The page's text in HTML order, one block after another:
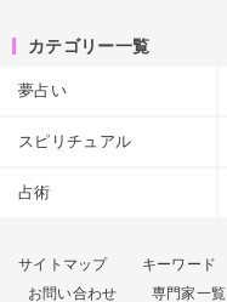
カテゴリー一覧
夢占い
スピリチュアル
占術
サイトマップ キーワード
お問い合わせ
専門家一覧